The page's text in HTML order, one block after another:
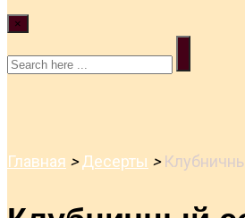
×
Главная >Десерты >